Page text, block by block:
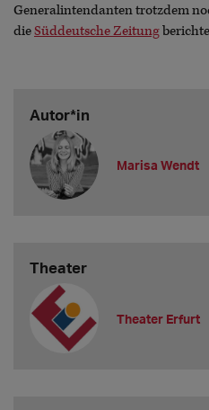
Generalintendanten trotzdem
dieSüddeutsche Zeitung
Autor*in
Marisa Wendt
Theater
Theater Erfurt